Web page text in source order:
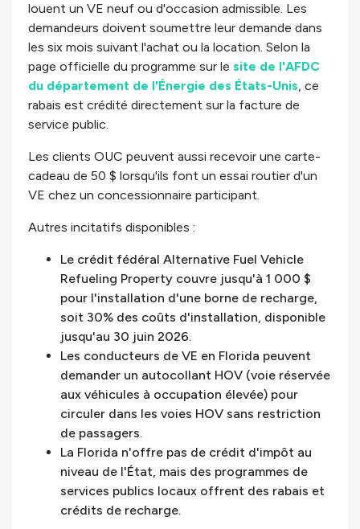
louent un VE neuf ou d'occasion admissible. Les
demandeurs doivent soumettre leur demande dans
les six mois suivant l'achat ou la location. Selon la
page officielle du programme sur le site de l'AFDC
du département de l'Énergie des États-Unis, ce
rabais est crédité directement sur la facture de
service public.
Les clients OUC peuvent aussi recevoir une carte-
cadeau de 50 $ lorsqu'ils font un essai routier d'un
VE chez un concessionnaire participant.
Autres incitatifs disponibles :
Le crédit fédéral Alternative Fuel Vehicle
Refueling Property couvre jusqu'à 1 000 $
pour l'installation d'une borne de recharge,
soit 30% des coûts d'installation, disponible
jusqu'au 30 juin 2026.
Les conducteurs de VE en Florida peuvent
demander un autocollant HOV (voie réservée
aux véhicules à occupation élevée) pour
circuler dans les voies HOV sans restriction
de passagers.
La Florida n'offre pas de crédit d'impôt au
niveau de l'État, mais des programmes de
services publics locaux offrent des rabais et
crédits de recharge.